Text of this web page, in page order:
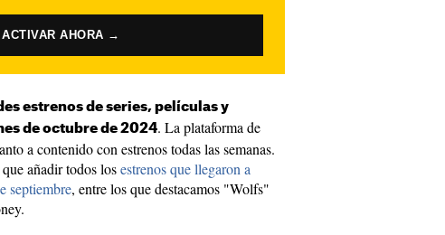
ACTIVAR AHORA →
estrenos de series, películas y
de octubre de 2024. La plataforma de
a contenido con estrenos todas las semanas.
añadir todos losestrenos que llegaron a
septiembre, entre los que destacamos "Wolfs"